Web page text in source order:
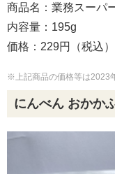
商品名：業務スーパ
内容量：195g
価格：229円（税込）
※上記商品の価格等は2023
にんべん おかか